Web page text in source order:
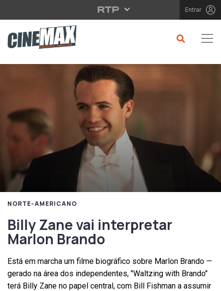
Saltar para o conteúdo principal Entrar
NORTE-AMERICANO
Billy Zane vai interpretar
Marlon Brando
Está em marcha um filme biográfico sobre Marlon Brando —
gerado na área dos independentes, "Waltzing with Brando"
terá Billy Zane no papel central, com Bill Fishman a assumir